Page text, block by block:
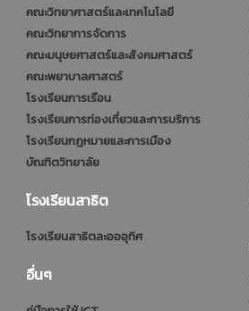
คณะวิทยาศาสตร์และเทคโนโลยี
คณะวิทยาการจัดการ
คณะมนุษยศาสตร์และสังคมศาสตร์
คณะพยาบาลศาสตร์
โรงเรียนการเรือน
โรงเรียนการท่องเที่ยวและการบริการ
โรงเรียนกฎหมายและการเมือง
บัณฑิตวิทยาลัย
โรงเรียนสาธิต
โรงเรียนสาธิตละอออุทิศ
อื่นๆ